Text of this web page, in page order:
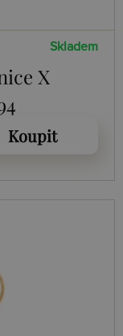
Skladem
X
Koupit